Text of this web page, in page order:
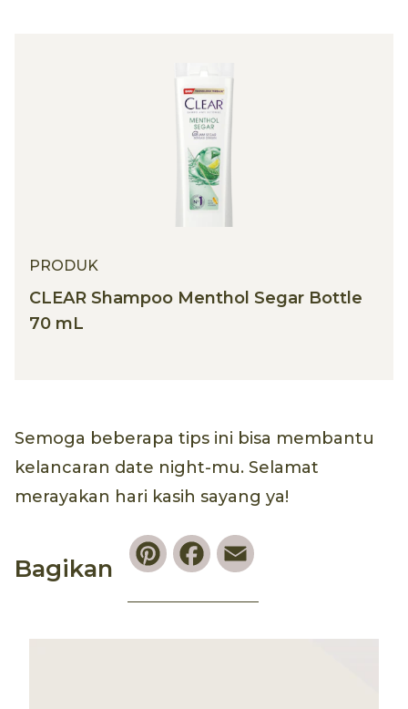
PRODUK
CLEAR Shampoo Menthol Segar Bottle
70 mL
Semoga beberapa tips ini bisa membantu
kelancaran date night-mu. Selamat
merayakan hari kasih sayang ya!
Bagikan
PinterestFacebook